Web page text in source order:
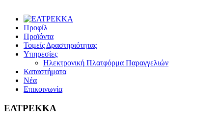
Προφίλ
Προϊόντα
Τομείς Δραστηριότητας
Υπηρεσίες
Ηλεκτρονική Πλατφόρμα Παραγγελιών
Καταστήματα
Νέα
Επικοινωνία
ΕΛΤΡΕΚΚΑ